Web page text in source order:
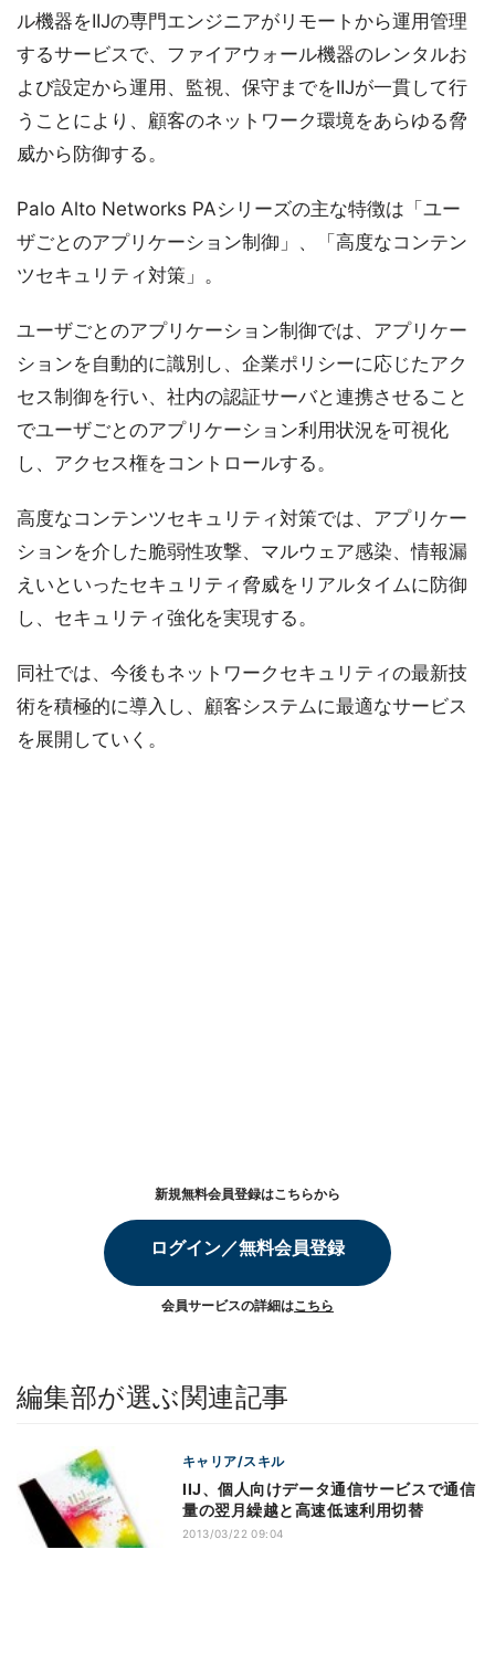
ル機器をIIJの専門エンジニアがリモートから運用管理
するサービスで、ファイアウォール機器のレンタルお
よび設定から運用、監視、保守までをIIJが一貫して行
うことにより、顧客のネットワーク環境をあらゆる脅
威から防御する。
Palo Alto Networks PAシリーズの主な特徴は「ユー
ザごとのアプリケーション制御」、「高度なコンテン
ツセキュリティ対策」。
ユーザごとのアプリケーション制御では、アプリケー
ションを自動的に識別し、企業ポリシーに応じたアク
セス制御を行い、社内の認証サーバと連携させること
でユーザごとのアプリケーション利用状況を可視化
し、アクセス権をコントロールする。
高度なコンテンツセキュリティ対策では、アプリケー
ションを介した脆弱性攻撃、マルウェア感染、情報漏
えいといったセキュリティ脅威をリアルタイムに防御
し、セキュリティ強化を実現する。
同社では、今後もネットワークセキュリティの最新技
術を積極的に導入し、顧客システムに最適なサービス
を展開していく。
新規無料会員登録はこちらから
ログイン／無料会員登録
会員サービスの詳細はこちら
編集部が選ぶ関連記事
キャリア/スキル
IIJ、個人向けデータ通信サービスで通信
量の翌月繰越と高速低速利用切替
2013/03/22 09:04